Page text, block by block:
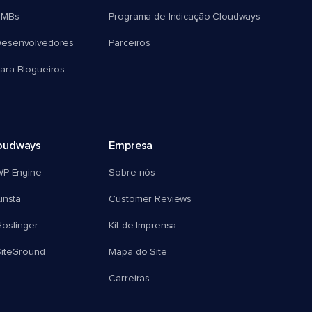
Blogueiros
Programa de Indicação Cloudways
Parceiros
Engine
Empresa
Sobre nós
Customer Reviews
Kit de Imprensa
Mapa do Site
Carreiras